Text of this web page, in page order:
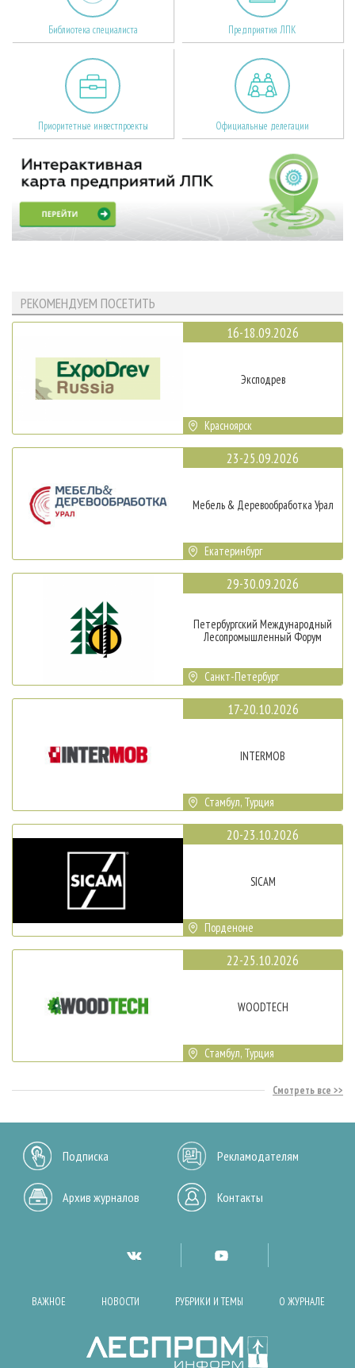
Библиотека специалиста Предприятия ЛПК
Приоритетные инвестпроекты Официальные делегации
РЕКОМЕНДУЕМ ПОСЕТИТЬ
16-18.09.2026
Эксподрев
Красноярск
23-25.09.2026
Мебель & Деревообработка Урал
Екатеринбург
29-30.09.2026
Петербургский Международный
Лесопромышленный Форум
Санкт-Петербург
17-20.10.2026
INTERMOB
Стамбул, Турция
20-23.10.2026
SICAM
Порденоне
22-25.10.2026
WOODTECH
Стамбул, Турция
Смотреть все
Подписка Рекламодателям
Архив журналов Контакты
ВАЖНОЕ НОВОСТИ РУБРИКИ И ТЕМЫ О ЖУРНАЛЕ